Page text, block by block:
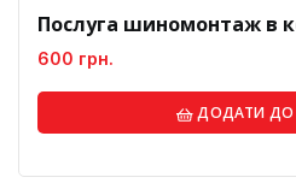
Послуга шиномонтаж в
600 грн.
ДОДАТИ